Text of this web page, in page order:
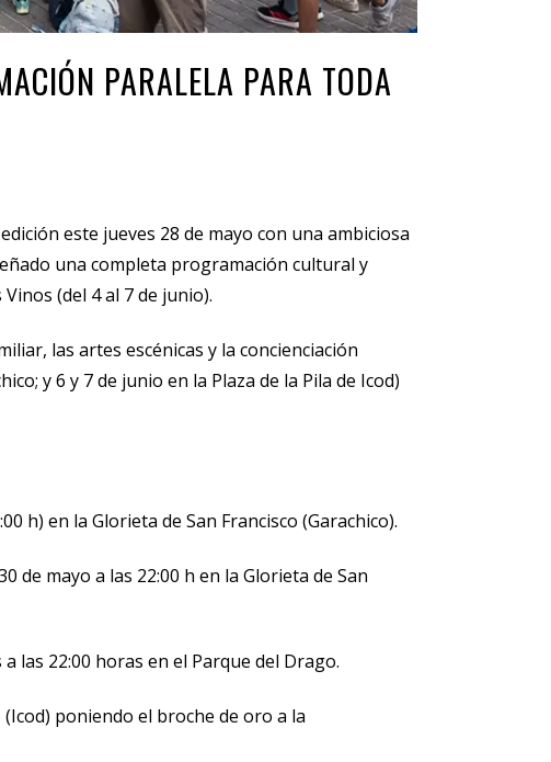
PARALELA PARA TODA
este jueves 28 de mayo con una ambiciosa
una completa programación cultural y
(del 4 al 7 de junio).
las artes escénicas y la concienciación
y 6 y 7 de junio en la Plaza de la Pila de Icod)
h) en la Glorieta de San Francisco (Garachico).
de mayo a las 22:00 h en la Glorieta de San
las 22:00 horas en el Parque del Drago.
poniendo el broche de oro a la